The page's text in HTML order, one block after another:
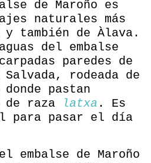
de Maroño es
naturales más
también de Àlava.
del embalse
paredes de
rodeada de
pastan
de raza
latxa . Es
para pasar el día
embalse de Maroño